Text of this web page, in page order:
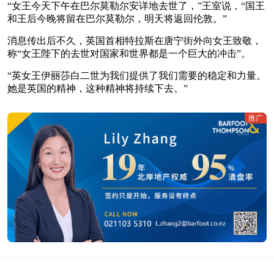
“女王今天下午在巴尔莫勒尔安详地去世了，”王室说，“国王
和王后今晚将留在巴尔莫勒尔，明天将返回伦敦。”
消息传出后不久，英国首相特拉斯在唐宁街外向女王致敬，
称“女王陛下的去世对国家和世界都是一个巨大的冲击”。
“英女王伊丽莎白二世为我们提供了我们需要的稳定和力量。
她是英国的精神，这种精神将持续下去。”
推广